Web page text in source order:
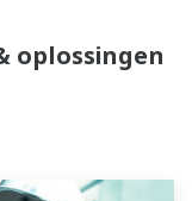
oplossingen